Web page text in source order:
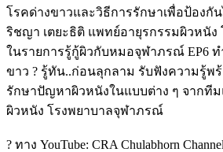
โรคด่างขาวและวิธีการรักษาเพื่อป้อง
ริชญา เตยะธิติ แพทย์อายุรกรรมผิวหนั
ในรายการรู้กู้ผิวกับหมอจุฬาภรณ์ EP6
ขาว ? รู้ทัน..ก่อนลุกลาม รับฟังความรู้พ
รักษาปัญหาผิวหนังในแบบต่าง ๆ จากที
ผิวหนัง โรงพยาบาลจุฬาภรณ์
? ทาง YouTube: CRA Chulabhorn Channel